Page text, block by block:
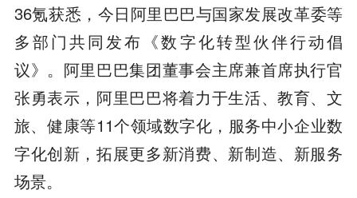
36氪获悉，今日阿里巴巴与国家发展改革委等
多部门共同发布《数字化转型伙伴行动倡
议》。阿里巴巴集团董事会主席兼首席执行官
张勇表示，阿里巴巴将着力于生活、教育、文
旅、健康等11个领域数字化，服务中小企业数
字化创新，拓展更多新消费、新制造、新服务
场景。